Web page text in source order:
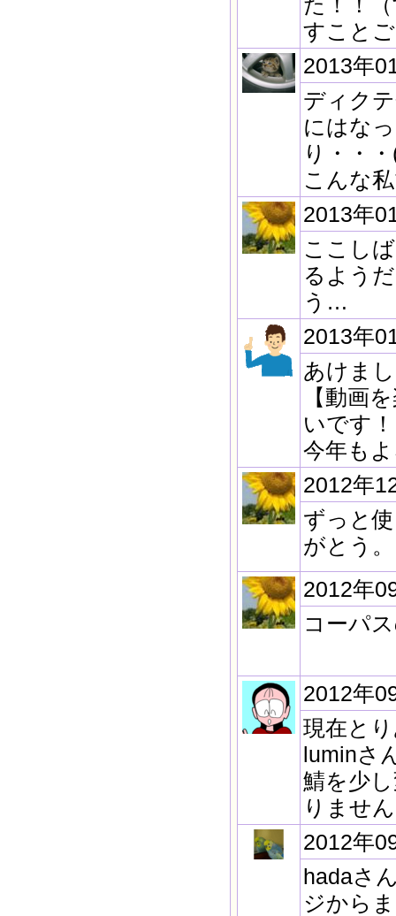
すこと
2013年
ディク
にはな
り・・
こんな
2013年
ここし
るよう
う…
2013年
あけま
【動画
いです
今年も
2012年
ずっと
がとう。
2012年
コーパ
2012年
現在と
luminさ
鯖を少
りませ
2012年
hadaさ
ジから